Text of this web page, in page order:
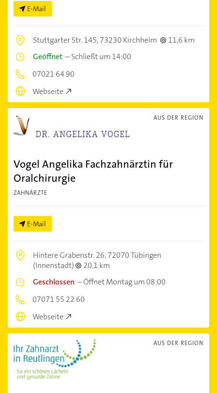
E-Mail
Stuttgarter Str. 145,73230 Kirchheim
11,6 km
Geöffnet –Schließt um 14:00
07021 64 90
Webseite
AUS DER REGION
Vogel Angelika Fachzahnärztin für
Oralchirurgie
ZAHNÄRZTE
E-Mail
Hintere Grabenstr. 26,72070 Tübingen
(Innenstadt)
20,1 km
Geschlossen –Öffnet Montag um 08:00
07071 55 22 60
Webseite
AUS DER REGION